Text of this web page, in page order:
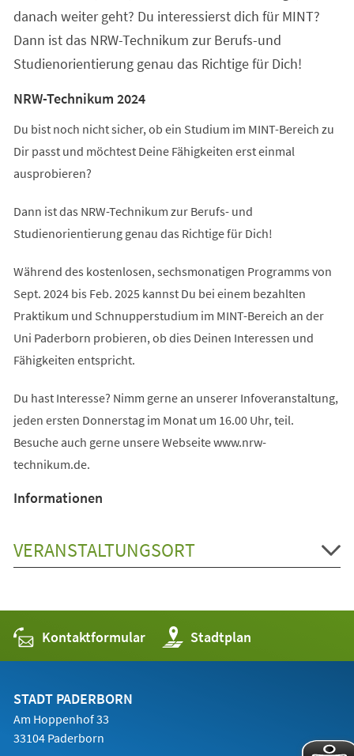
danach weiter geht? Du interessierst dich für MINT?
Dann ist das NRW-Technikum zur Berufs-und
Studienorientierung genau das Richtige für Dich!
NRW-Technikum 2024
Du bist noch nicht sicher, ob ein Studium im MINT-Bereich zu
Dir passt und möchtest Deine Fähigkeiten erst einmal
ausprobieren?
Dann ist das NRW-Technikum zur Berufs- und
Studienorientierung genau das Richtige für Dich!
Während des kostenlosen, sechsmonatigen Programms von
Sept. 2024 bis Feb. 2025 kannst Du bei einem bezahlten
Praktikum und Schnupperstudium im MINT-Bereich an der
Uni Paderborn probieren, ob dies Deinen Interessen und
Fähigkeiten entspricht.
Du hast Interesse? Nimm gerne an unserer Infoveranstaltung,
jeden ersten Donnerstag im Monat um 16.00 Uhr, teil.
Besuche auch gerne unsere Webseite www.nrw-
technikum.de.
Informationen
VERANSTALTUNGSORT
Kontaktformular Stadtplan
(Öffnet
in
einem
STADT PADERBORN
Am Hoppenhof 33
33104 Paderborn